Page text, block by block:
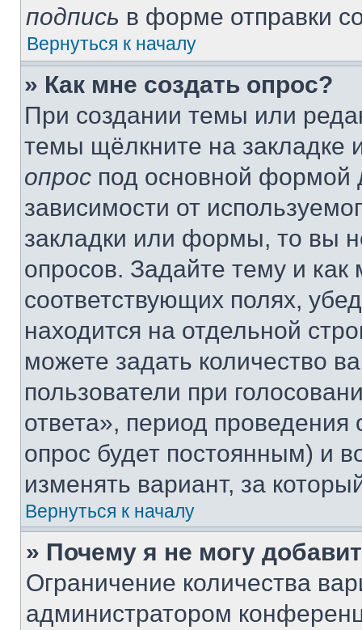
подпись в форме отправки
Вернуться к началу
» Как мне создать опрос?
При создании темы или
темы щёлкните на
опрос под основной формой
зависимости от
закладки или формы, то вы
опросов. Задайте тему и
соответствующих полях,
находится на отдельной
можете задать количество
пользователи при
ответа», период проведения
опрос будет постоянным) и
изменять вариант, за
Вернуться к началу
» Почему я не могу
Ограничение количества
администратором